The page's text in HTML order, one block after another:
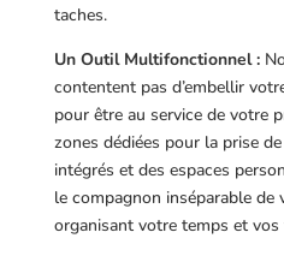
taches.
Un Outil Multifonctionnel :
contentent pas d’embellir
pour être au service de votre
zones dédiées pour la prise
intégrés et des espaces
le compagnon inséparable de
organisant votre temps et vos